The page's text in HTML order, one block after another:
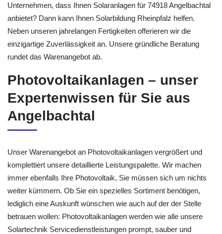
Unternehmen, dass Ihnen Solaranlagen für 74918 Angelbachtal
anbietet? Dann kann Ihnen Solarbildung Rheinpfalz helfen.
Neben unseren jahrelangen Fertigkeiten offerieren wir die
einzigartige Zuverlässigkeit an. Unsere gründliche Beratung
rundet das Warenangebot ab.
Photovoltaikanlagen – unser
Expertenwissen für Sie aus
Angelbachtal
Unser Warenangebot an Photovoltaikanlagen vergrößert und
komplettiert unsere detaillierte Leistungspalette. Wir machen
immer ebenfalls Ihre Photovoltaik, Sie müssen sich um nichts
weiter kümmern. Ob Sie ein spezielles Sortiment benötigen,
lediglich eine Auskunft wünschen wie auch auf der der Stelle
betrauen wollen: Photovoltaikanlagen werden wie alle unsere
Solartechnik Servicedienstleistungen prompt, sauber und